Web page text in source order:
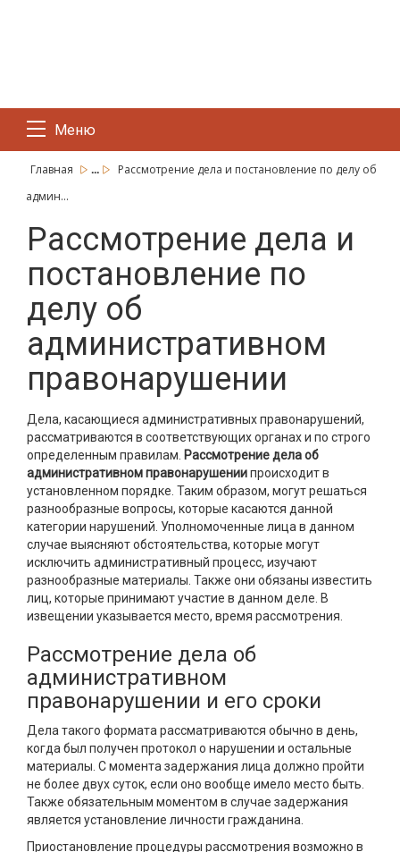
Меню
Главная ...
Рассмотрение дела и постановление по делу об
админ...
Рассмотрение дела и
постановление по
делу об
административном
правонарушении
Дела, касающиеся административных правонарушений,
рассматриваются в соответствующих органах и по строго
определенным правилам. Рассмотрение дела об
административном правонарушениипроисходит в
установленном порядке. Таким образом, могут решаться
разнообразные вопросы, которые касаются данной
категории нарушений. Уполномоченные лица в данном
случае выясняют обстоятельства, которые могут
исключить административный процесс, изучают
разнообразные материалы. Также они обязаны известить
лиц, которые принимают участие в данном деле. В
извещении указывается место, время рассмотрения.
Рассмотрение дела об
административном
правонарушении и его сроки
Дела такого формата рассматриваются обычно в день,
когда был получен протокол о нарушении и остальные
материалы. С момента задержания лица должно пройти
не более двух суток, если оно вообще имело место быть.
Также обязательным моментом в случае задержания
является установление личности гражданина.
Приостановление процедуры рассмотрения возможно в